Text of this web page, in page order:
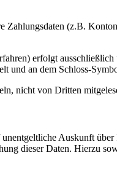
(z.B.
erfolgt
und an dem Schloss-
nicht von Dritten
Auskunft
dieser Daten. Hierzu